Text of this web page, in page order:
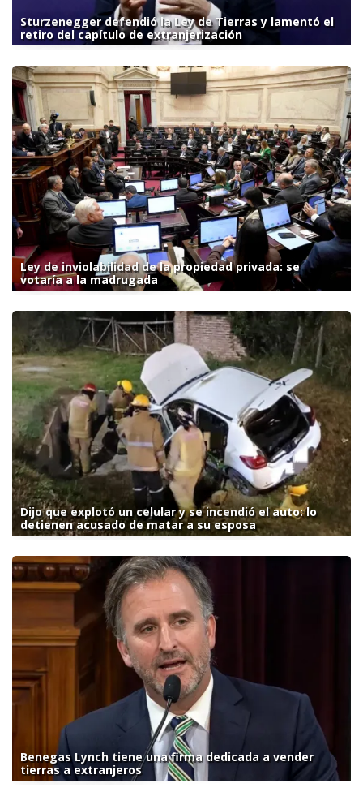
Sturzenegger defendió la Ley de Tierras y lamentó el
retiro del capítulo de extranjerización
Ley de inviolabilidad de la propiedad privada: se
votaría a la madrugada
Dijo que explotó un celular y se incendió el auto: lo
detienen acusado de matar a su esposa
Benegas Lynch tiene una firma dedicada a vender
tierras a extranjeros